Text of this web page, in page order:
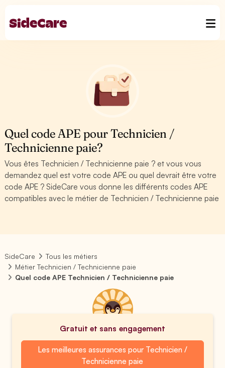
Quel code APE pour Technicien /
Technicienne paie?
Vous êtes Technicien / Technicienne paie ? et vous vous
demandez quel est votre code APE ou quel devrait être votre
code APE ? SideCare vous donne les différents codes APE
compatibles avec le métier de Technicien / Technicienne paie
SideCare
Tous les métiers
Métier Technicien / Technicienne paie
Quel code APE Technicien / Technicienne paie
Gratuit et sans engagement
Les meilleures assurances pour Technicien /
Technicienne paie